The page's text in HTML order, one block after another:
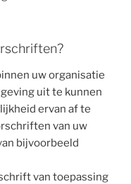
uw organisatie
uit te kunnen
ervan af te
van uw
bijvoorbeeld
van toepassing